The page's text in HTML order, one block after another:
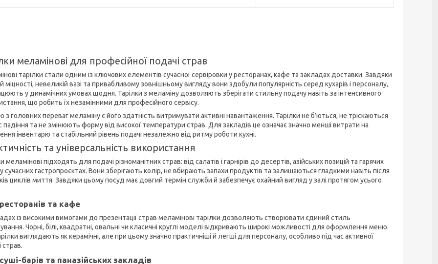
меламінові для професійної подачі страв
тарілки стали одним із ключових елементів сучасної сервіровки у ресторанах, кафе та закладах доставки. Завдяки
міцності, невеликій вазі та привабливому зовнішньому вигляду вони здобули популярність серед кухарів і персоналу,
у динамічних умовах щодня. Тарілки з меламіну дозволяють зберігати стильну подачу навіть за інтенсивного
що робить їх незамінними для професійного сервісу.
з головних переваг меламіну є його здатність витримувати активні навантаження. Тарілки не б’ються, не тріскаються
падіння та не змінюють форму від високої температури страв. Для закладів це означає значно менші витрати на
інвентарю та стабільний рівень подачі незалежно від ритму роботи кухні.
та універсальність використання
меламінові підходять для подачі різноманітних страв: від салатів і гарнірів до десертів, азійських позицій та гарячих
сучасних гастропроєктах. Вони зберігають колір, не вбирають запахи продуктів та залишаються гладкими навіть після
циклів миття. Завдяки цьому посуд має довгий термін служби й забезпечує охайний вигляд у залі протягом усього
та кафе
із високими вимогами до презентації страв меламінові тарілки дозволяють створювати єдиний стиль
Чорні, білі, квадратні, овальні чи класичні круглі моделі відкривають широкі можливості для оформлення меню.
виглядають як керамічні, але при цьому значно практичніші й легші для персоналу, особливо під час активної
страв.
барів та паназійських закладів